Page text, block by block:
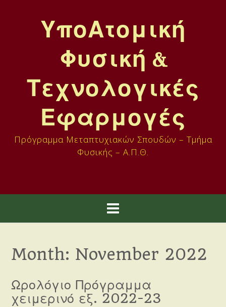
ΥποΑτομική
Φυσική &
Τεχνολογικές
Εφαρμογές
Πρόγραμμα Μεταπτυχιακών Σπουδών – Τμήμα
Φυσικής – Α.Π.Θ.
Month: November 2022
Ωρολόγιο Πρόγραμμα
χειμερινό εξ. 2022-23